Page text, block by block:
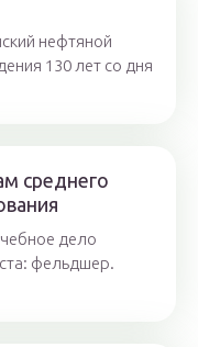
нефтяной
130 лет со дня
среднего
дело
фельдшер.